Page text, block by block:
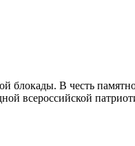
блокады. В честь
всероссийской